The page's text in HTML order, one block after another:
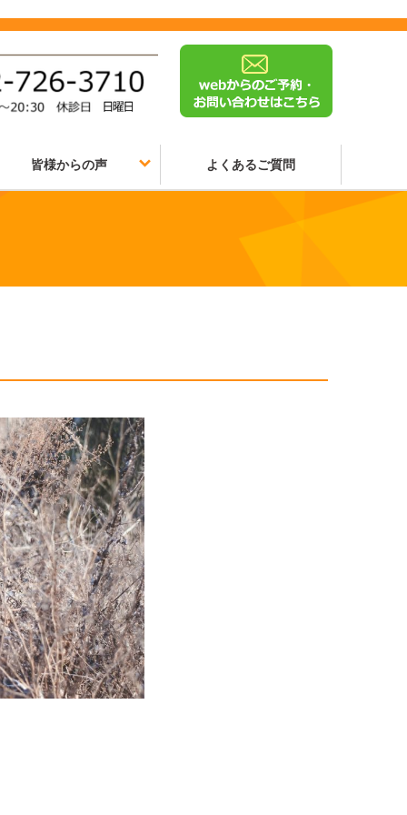
皆様からの声 よくあるご質問